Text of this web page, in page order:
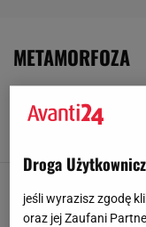
METAMORFOZA
Droga
jeśli wyrazisz zgodę
oraz jej Zaufani